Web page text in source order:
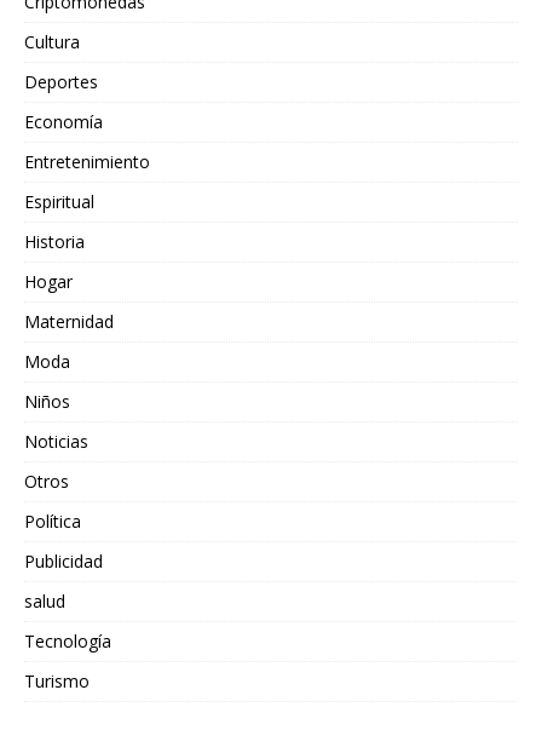
Cultura
Deportes
Economía
Entretenimiento
Espiritual
Historia
Hogar
Maternidad
Moda
Niños
Noticias
Otros
Política
Publicidad
salud
Tecnología
Turismo